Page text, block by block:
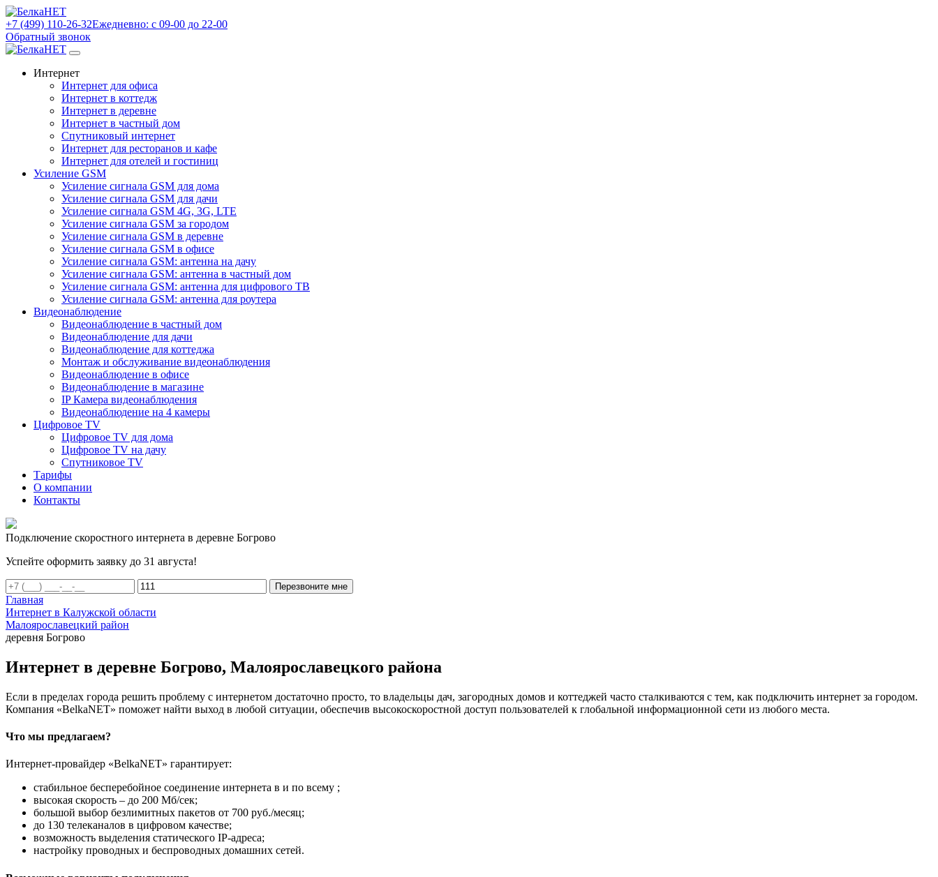
+7 (499) 110-26-32Ежедневно: с 09-00 до 22-00
Обратный звонок
Интернет
Интернет для офиса
Интернет в коттедж
Интернет в деревне
Интернет в частный дом
Спутниковый интернет
Интернет для ресторанов и кафе
Интернет для отелей и гостиниц
Усиление GSM
Усиление сигнала GSM для дома
Усиление сигнала GSM для дачи
Усиление сигнала GSM 4G, 3G, LTE
Усиление сигнала GSM за городом
Усиление сигнала GSM в деревне
Усиление сигнала GSM в офисе
Усиление сигнала GSM: антенна на дачу
Усиление сигнала GSM: антенна в частный дом
Усиление сигнала GSM: антенна для цифрового ТВ
Усиление сигнала GSM: антенна для роутера
Видеонаблюдение
Видеонаблюдение в частный дом
Видеонаблюдение для дачи
Видеонаблюдение для коттеджа
Монтаж и обслуживание видеонаблюдения
Видеонаблюдение в офисе
Видеонаблюдение в магазине
IP Камера видеонаблюдения
Видеонаблюдение на 4 камеры
Цифровое TV
Цифровое TV для дома
Цифровое TV на дачу
Спутниковое TV
Тарифы
О компании
Контакты
Подключение скоростного интернета в деревне Богрово
Успейте оформить заявку до 31 августа!
Перезвоните мне
Главная
Интернет в Калужской области
Малоярославецкий район
деревня Богрово
Интернет в деревне Богрово, Малоярославецкого района
Если в пределах города решить проблему с интернетом достаточно просто, то владельцы дач, загородных домов и коттеджей часто сталкиваются с тем, как подключить интернет за городом.
Компания «BelkaNET» поможет найти выход в любой ситуации, обеспечив высокоскоростной доступ пользователей к глобальной информационной сети из любого места.
Что мы предлагаем?
Интернет-провайдер «BelkaNET» гарантирует:
стабильное бесперебойное соединение интернета в и по всему ;
высокая скорость – до 200 Мб/сек;
большой выбор безлимитных пакетов от 700 руб./месяц;
до 130 телеканалов в цифровом качестве;
возможность выделения статического IP-адреса;
настройку проводных и беспроводных домашних сетей.